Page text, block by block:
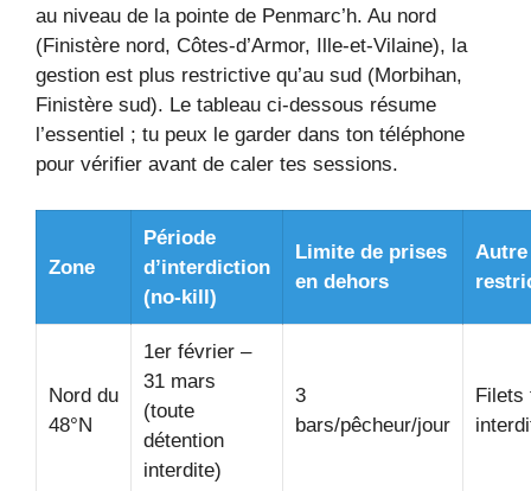
au niveau de la pointe de Penmarc’h. Au nord
(Finistère nord, Côtes-d’Armor, Ille-et-Vilaine), la
gestion est plus restrictive qu’au sud (Morbihan,
Finistère sud). Le tableau ci-dessous résume
l’essentiel ; tu peux le garder dans ton téléphone
pour vérifier avant de caler tes sessions.
Zone
Période
d’interdiction
(no-kill)
Limite de prises
en dehors
Autre
Nord du
48°N
1er février –
31 mars
(toute
détention
interdite)
3
bars/pêcheur/jour
Filets